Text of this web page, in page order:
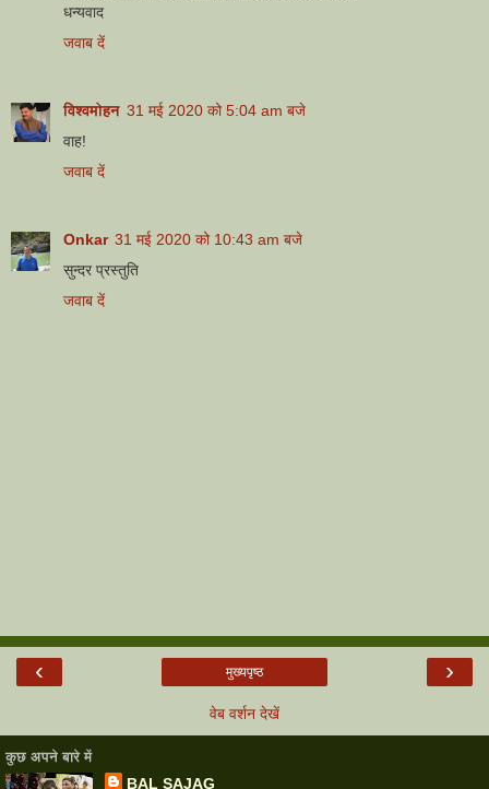
धन्यवाद
जवाब दें
विश्वमोहन 31 मई 2020 को 5:04 am बजे
वाह!
जवाब दें
Onkar 31 मई 2020 को 10:43 am बजे
सुन्दर प्रस्तुति
जवाब दें
‹ ›
मुख्यपृष्ठ
वेब वर्शन देखें
कुछ अपने बारे में
BAL SAJAG